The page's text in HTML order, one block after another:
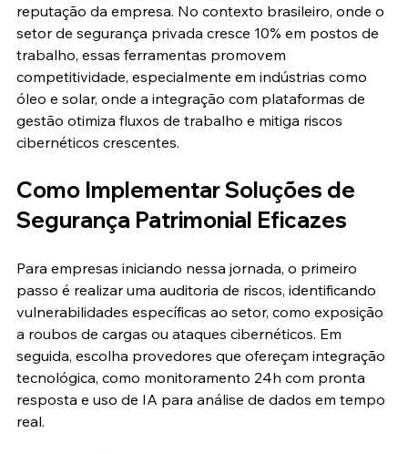
reputação da empresa. No contexto brasileiro, onde o
setor de segurança privada cresce 10% em postos de
trabalho, essas ferramentas promovem
competitividade, especialmente em indústrias como
óleo e solar, onde a integração com plataformas de
gestão otimiza fluxos de trabalho e mitiga riscos
cibernéticos crescentes.
Como Implementar Soluções de
Segurança Patrimonial Eficazes
Para empresas iniciando nessa jornada, o primeiro
passo é realizar uma auditoria de riscos, identificando
vulnerabilidades específicas ao setor, como exposição
a roubos de cargas ou ataques cibernéticos. Em
seguida, escolha provedores que ofereçam integração
tecnológica, como monitoramento 24h com pronta
resposta e uso de IA para análise de dados em tempo
real.